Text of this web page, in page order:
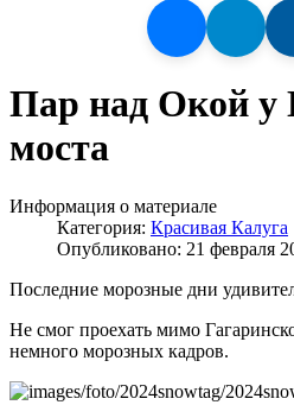
Пар над Окой у
моста
Информация о материале
Категория: Красивая Калуга
Опубликовано: 21 февраля
Последние морозные дни
Не смог проехать мимо
немного морозных кадров.